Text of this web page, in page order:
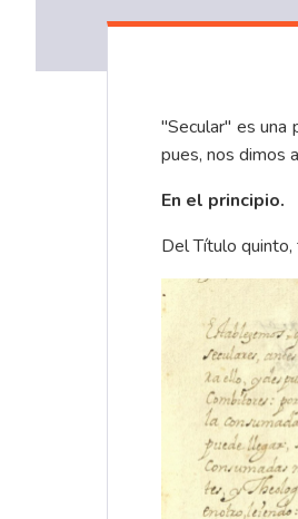
"Secular" es una
pues, nos dimos
En el principio.
Del Título